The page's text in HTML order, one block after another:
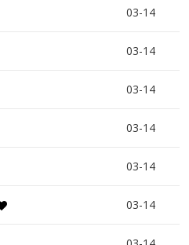
03-14
03-14
03-14
03-14
03-14
03-14